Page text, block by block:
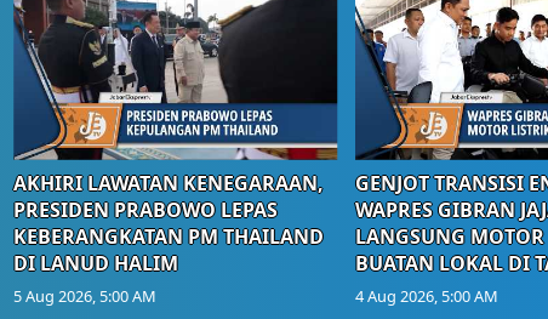
AKHIRI LAWATAN KENEGARAAN,
PRESIDEN PRABOWO LEPAS
KEBERANGKATAN PM THAILAND
DI LANUD HALIM
5 Aug 2026, 5:00 AM
GENJOT TRANSISI
WAPRES GIBRAN
LANGSUNG
BUATAN LOKAL DI
4 Aug 2026, 5:00 AM